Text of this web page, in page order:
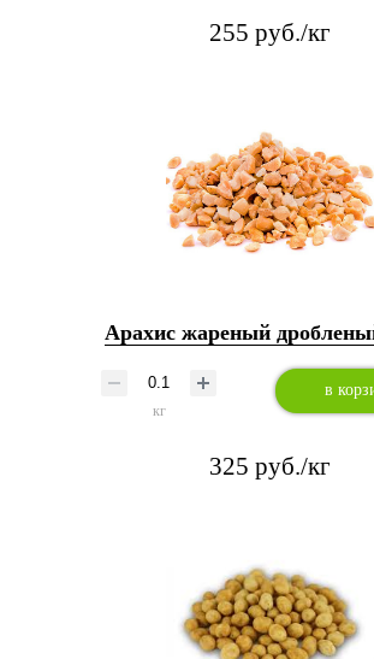
255 руб./кг
Арахис жареный
кг
в
325 руб./кг